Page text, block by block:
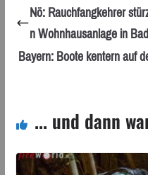
Nö: Rauchfangkehrer
n Wohnhausanlage in
Bayern: Boote kentern auf
... und dann